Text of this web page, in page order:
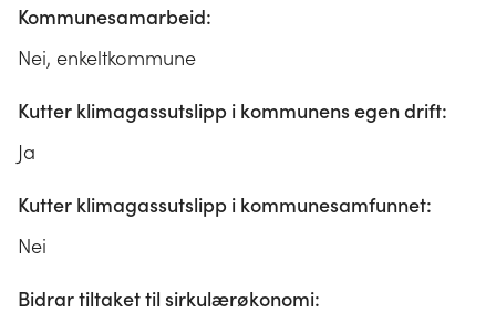
Kommunesamarbeid:
Nei, enkeltkommune
Kutter klimagassutslipp i kommunens egen drift:
Ja
Kutter klimagassutslipp i kommunesamfunnet:
Nei
Bidrar tiltaket til sirkulærøkonomi: